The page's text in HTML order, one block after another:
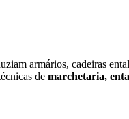
armários, cadeiras
de marchetaria,